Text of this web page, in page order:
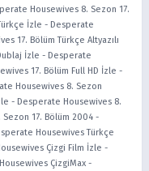
Housewives 8. Sezon 17.
İzle - Desperate
17. Bölüm Türkçe Altyazılı
İzle - Desperate
17. Bölüm Full HD İzle -
Housewives 8. Sezon
- Desperate Housewives 8.
17. Bölüm 2004 -
Housewives Türkçe
Çizgi Film İzle -
ÇizgiMax -